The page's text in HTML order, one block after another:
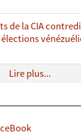
de la CIA
Lire plus...